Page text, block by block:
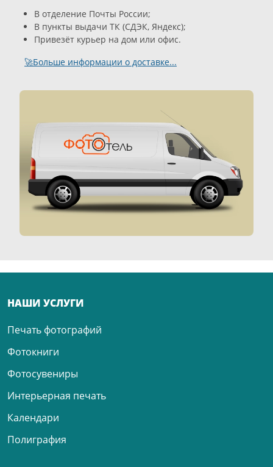
В отделение Почты России;
В пункты выдачи ТК (СДЭК, Яндекс);
Привезёт курьер на дом или офис.
🚀Больше информации о доставке...
НАШИ УСЛУГИ
Печать фотографий
Фотокниги
Фотосувениры
Интерьерная печать
Календари
Полиграфия